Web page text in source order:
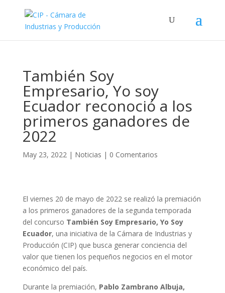
También Soy
Empresario, Yo soy
Ecuador reconoció a los
primeros ganadores de
2022
May 23, 2022| Noticias | 0 Comentarios
El viernes 20 de mayo de 2022 se realizó la premiación
a los primeros ganadores de la segunda temporada
del concurso También Soy Empresario, Yo Soy
Ecuador, una iniciativa de la Cámara de Industrias y
Producción (CIP) que busca generar conciencia del
valor que tienen los pequeños negocios en el motor
económico del país.
Durante la premiación, Pablo Zambrano Albuja,